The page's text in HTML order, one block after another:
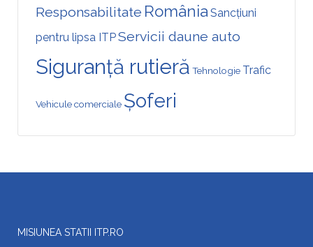
Responsabilitate România Sancțiuni
pentru lipsa ITPServicii daune auto
Siguranță rutieră Tehnologie Trafic
Vehicule comerciale Șoferi
MISIUNEA STATII ITP.RO